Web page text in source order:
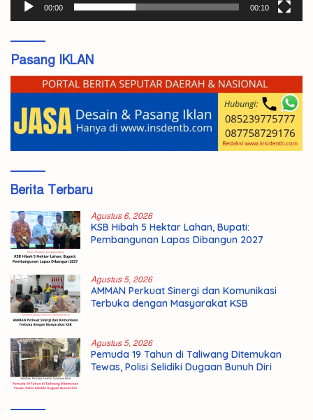
00:00 00:10
Pasang IKLAN
Berita Terbaru
Agustus 6, 2026
KSB Hibah 5 Hektar Lahan, Bupati:
Pembangunan Lapas Dibangun 2027
Agustus 5, 2026
AMMAN Perkuat Sinergi dan Komunikasi
Terbuka dengan Masyarakat KSB
Agustus 5, 2026
Pemuda 19 Tahun di Taliwang Ditemukan
Tewas, Polisi Selidiki Dugaan Bunuh Diri